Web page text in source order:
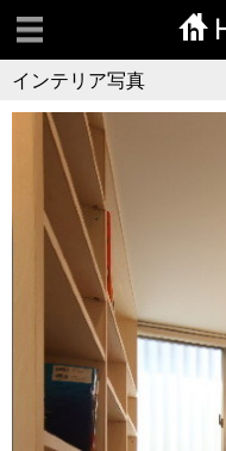
インテリア写真